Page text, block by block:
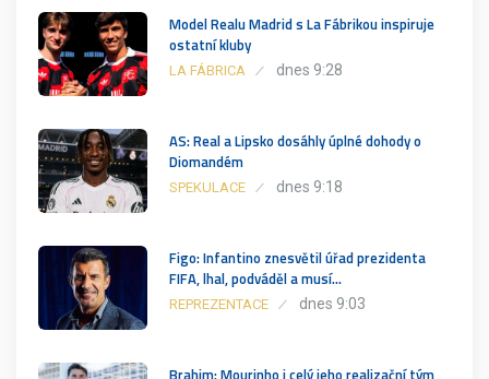
Model Realu Madrid s La Fábrikou inspiruje
ostatní kluby
LA FÁBRICA dnes 9:28
AS: Real a Lipsko dosáhly úplné dohody o
Diomandém
SPEKULACE dnes 9:18
Figo: Infantino znesvětil úřad prezidenta
FIFA, lhal, podváděl a musí…
REPREZENTACE dnes 9:03
Brahim: Mourinho i celý jeho realizační tým